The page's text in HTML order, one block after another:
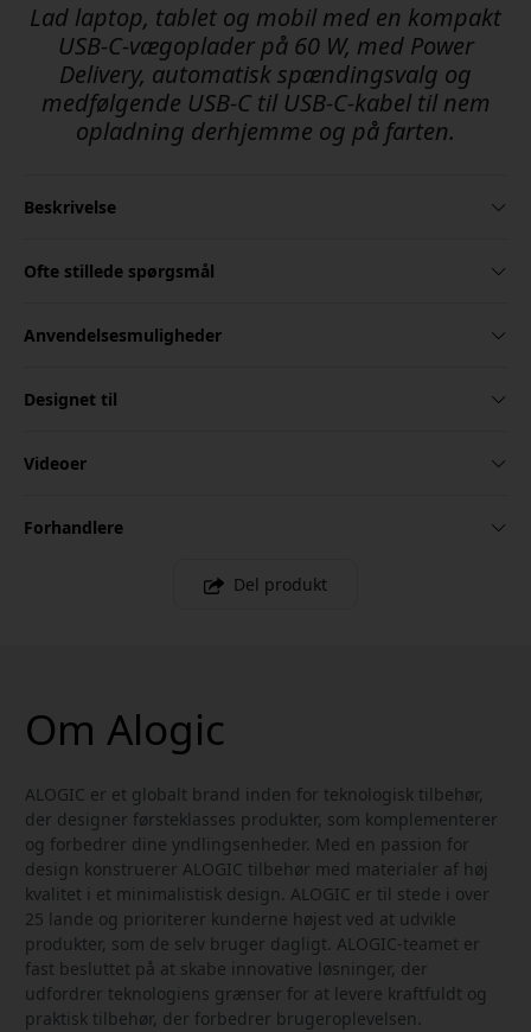
Lad laptop, tablet og mobil med en kompakt
USB-C-vægoplader på 60 W, med Power
Delivery, automatisk spændingsvalg og
medfølgende USB-C til USB-C-kabel til nem
opladning derhjemme og på farten.
Beskrivelse
Ofte stillede spørgsmål
Anvendelsesmuligheder
Designet til
Videoer
Forhandlere
Del produkt
Om Alogic
ALOGIC er et globalt brand inden for teknologisk tilbehør,
der designer førsteklasses produkter, som komplementerer
og forbedrer dine yndlingsenheder. Med en passion for
design konstruerer ALOGIC tilbehør med materialer af høj
kvalitet i et minimalistisk design. ALOGIC er til stede i over
25 lande og prioriterer kunderne højest ved at udvikle
produkter, som de selv bruger dagligt. ALOGIC-teamet er
fast besluttet på at skabe innovative løsninger, der
udfordrer teknologiens grænser for at levere kraftfuldt og
praktisk tilbehør, der forbedrer brugeroplevelsen.